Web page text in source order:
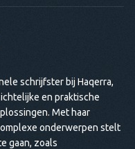
schrijfster bij Haqerra,
en praktische
Met haar
onderwerpen stelt
gaan, zoals